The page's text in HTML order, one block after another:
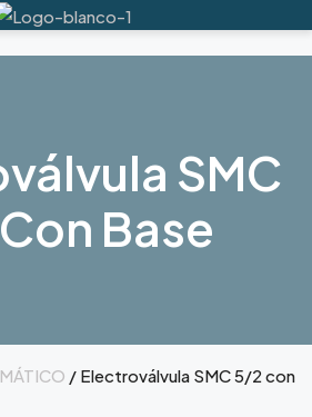
SMC
Base
/ Electroválvula SMC 5/2 con